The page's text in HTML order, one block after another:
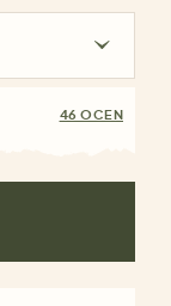
46 OCEN